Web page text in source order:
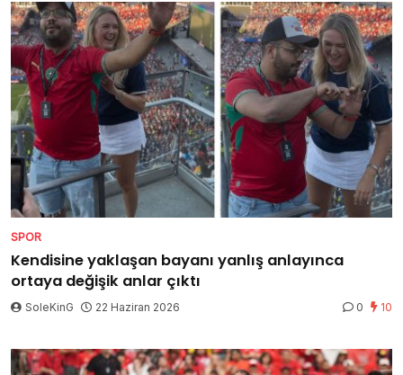
SPOR
Kendisine yaklaşan bayanı yanlış anlayınca
ortaya değişik anlar çıktı
SoleKinG 22 Haziran 2026 0 10